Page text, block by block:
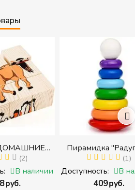
Пирамидка "Радуга" (8
деталей) (Пирамидка
среднего размера)
(1)
Доступность: В наличии
руб.